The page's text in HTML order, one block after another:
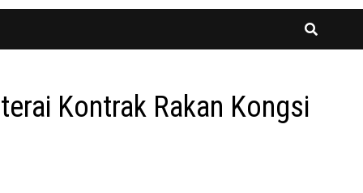
Kontrak Rakan Kongsi